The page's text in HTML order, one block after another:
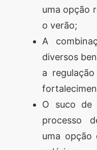
uma opção
o verão;
A
diversos
a
O suco de
processo
uma opção